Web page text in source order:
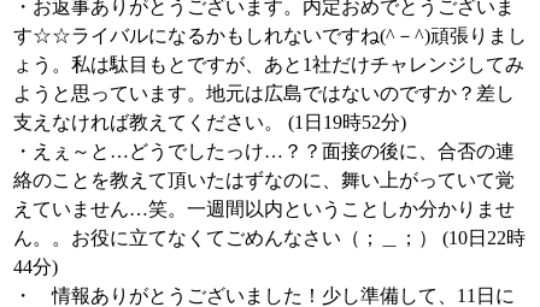
・お返事ありがとうございます。内定おめでとうございま
す☆☆ライバルになるかもしれないですね(^－^)頑張りまし
ょう。私は駄目もとですが、あと1社だけチャレンジしてみ
ようと思っています。地元は広島ではないのですか？差し
支えなければ教えてください。 (1日19時52分)
・えぇ～と…どうでしたっけ…？？面接の後に、合否の連
絡のことを教えて頂いたはずなのに、舞い上がっていて覚
えていません…笑。一週間以内ということしか分かりませ
ん。。お役に立てなくてごめんなさい（；＿；） (10日22時
44分)
・ 情報ありがとうございました！少し準備して、11日に